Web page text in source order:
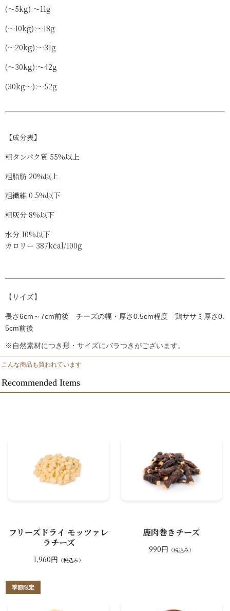
(～5kg):～11g
(～10kg):～18g
(～20kg):～31g
(～30kg):～42g
(30kg～):～52g
【成分表】
粗タンパク質 55%以上
粗脂肪 20%以上
粗繊維 0.5%以下
粗灰分 8%以下
水分 10%以下
カロリー 387kcal/100g
【サイズ】
長さ6cm～7cm前後 チーズの幅・厚さ0.5cm程度 鶏ササミ厚さ0.
5cm前後
※ 自然素材につき形・サイズにバラつきがございます。
Recommended Items
こんな商品も買われています
フリーズドライ モッツァレ
ラチーズ
1,960円 （税込み）
鹿肉巻きチーズ
990円 （税込み）